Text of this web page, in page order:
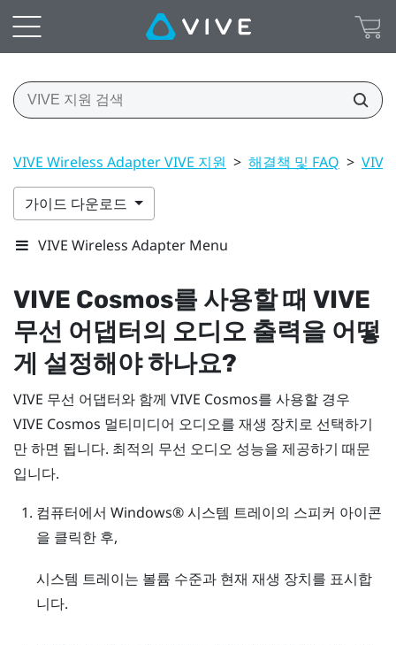
VIVE Wireless Adapter VIVE 지원 > 해결책 및 FAQ >
가이드 다운로드
VIVE Wireless Adapter Menu
VIVE Cosmos를 사용할 때 VIVE
무선 어댑터의 오디오 출력을 어떻
게 설정해야 하나요?
VIVE 무선 어댑터와 함께 VIVE Cosmos를 사용할 경우
VIVE Cosmos 멀티미디어 오디오를 재생 장치로 선택하기
만 하면 됩니다. 최적의 무선 오디오 성능을 제공하기 때문
입니다.
컴퓨터에서 Windows®시스템 트레이의 스피커 아이콘
을 클릭한 후,
시스템 트레이는 볼륨 수준과 현재 재생 장치를 표시합
니다.